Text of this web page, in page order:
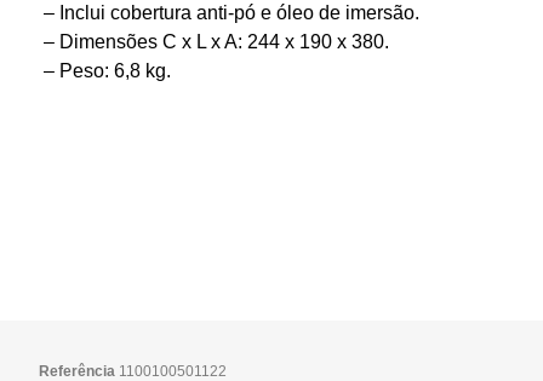
– Inclui cobertura anti-pó e óleo de imersão.
– Dimensões C x L x A: 244 x 190 x 380.
– Peso: 6,8 kg.
Referência 1100100501122